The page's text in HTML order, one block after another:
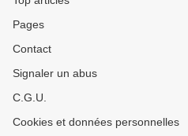
Pages
Contact
Signaler un abus
C.G.U.
Cookies et données personnelles